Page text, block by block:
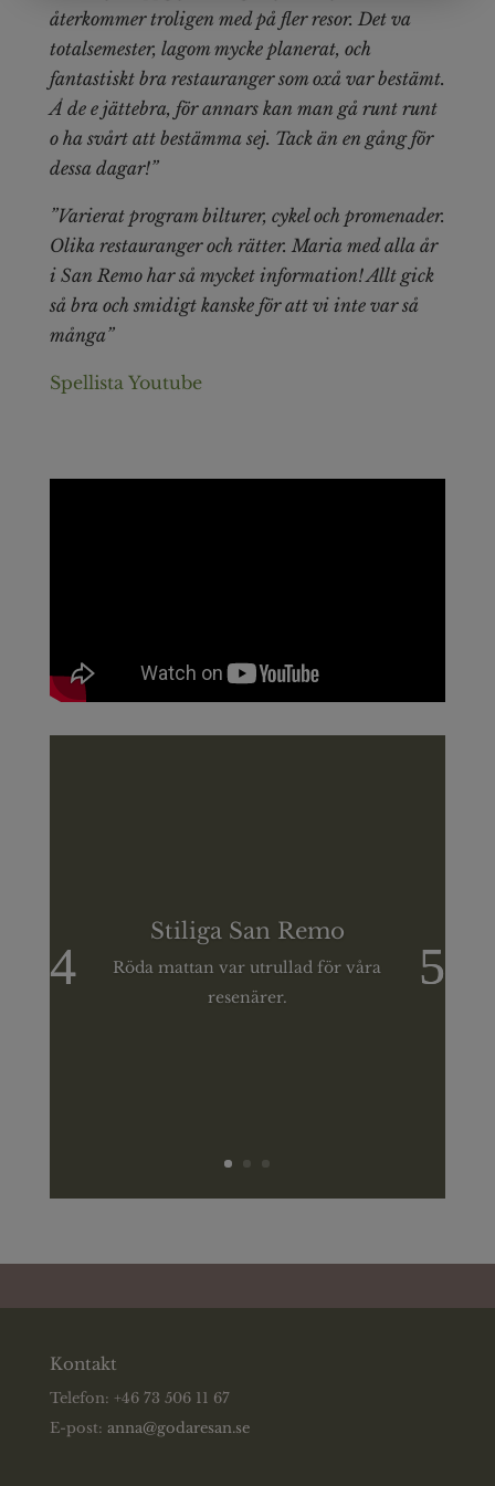
återkommer troligen med på fler resor. Det va
totalsemester, lagom mycke planerat, och
fantastiskt bra restauranger som oxå var bestämt.
Å de e jättebra, för annars kan man gå runt runt
o ha svårt att bestämma sej. Tack än en gång för
dessa dagar!”
”Varierat program bilturer, cykel och promenader.
Olika restauranger och rätter. Maria med alla år
i San Remo har så mycket information! Allt gick
så bra och smidigt kanske för att vi inte var så
många”
Spellista Youtube
Stiliga San Remo
Röda mattan var utrullad för våra
resenärer.
Kontakt
Telefon: +46 73 506 11 67
E-post: anna@godaresan.se